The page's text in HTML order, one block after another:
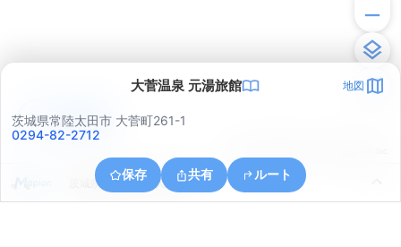
大菅温泉 元湯旅館 地図
茨城県常陸太田市 大菅町261-1
0294-82-2712
保存 共有 ルート
茨城県常陸太田市天下野町
アプリで見る